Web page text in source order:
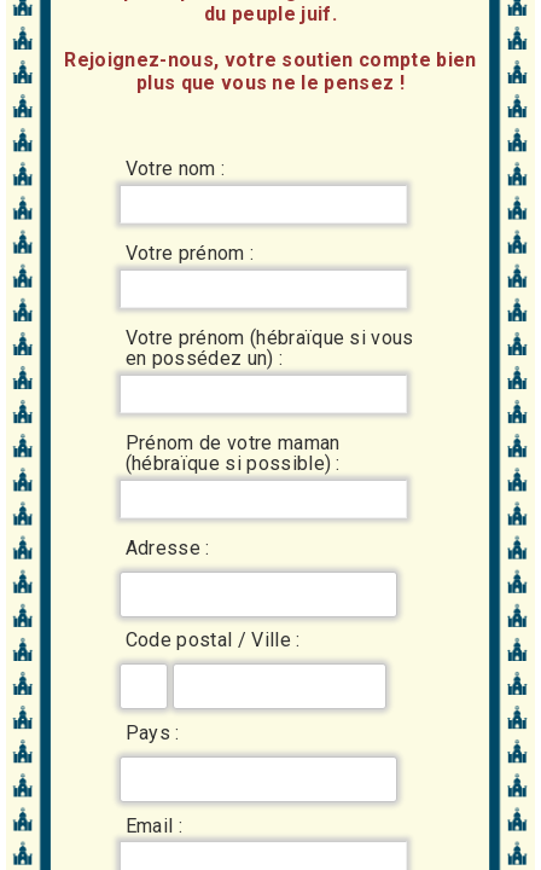
du peuple juif.
Rejoignez-nous, votre soutien compte bien
plus que vous ne le pensez !
Votre nom :
Votre prénom :
Votre prénom (hébraïque si vous
en possédez un) :
Prénom de votre maman
(hébraïque si possible) :
Adresse :
Code postal / Ville :
Pays :
Email :